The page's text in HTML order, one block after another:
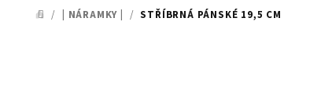
DOMŮ
/ | NÁRAMKY | / STŘÍBRNÁ PÁNSKÉ 19,5 CM